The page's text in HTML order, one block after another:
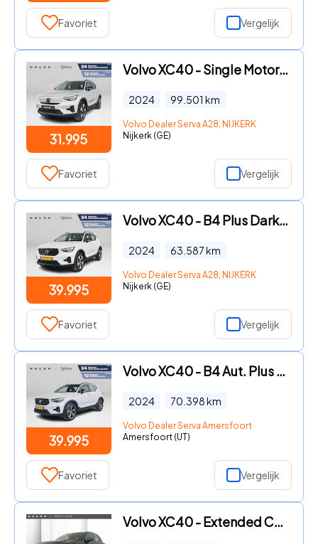
Favoriet Vergelijk
31.995
Volvo XC40 - Single Motor Essential 69 kWh | Parkeercamera | Cruise contr
2024 99.501 km
Volvo Dealer Serva A28, NIJKERK
Nijkerk (GE)
Favoriet Vergelijk
39.995
Volvo XC40 - B4 Plus Dark | Parkeercamera | Harman Kardon | Stoel- en Stu
2024 63.587km
Volvo Dealer Serva A28, NIJKERK
Nijkerk (GE)
Favoriet Vergelijk
39.995
Volvo XC40 - B4 Aut. Plus Dark | Parkeercamera | Stoel- en Stuurverwarmin
2024 70.398km
Volvo Dealer Serva Amersfoort
Amersfoort (UT)
Favoriet Vergelijk
Volvo XC40 - Extended Core 82kWh | All-Seasonbanden | 19” Velgen |